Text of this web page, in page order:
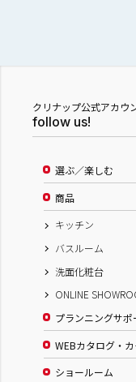
クリナップ公式アカウ
follow us!
選ぶ／楽しむ
商品
キッチン
バスルーム
洗面化粧台
ONLINE
プランニングサポ
WEBカタログ・
ショールーム